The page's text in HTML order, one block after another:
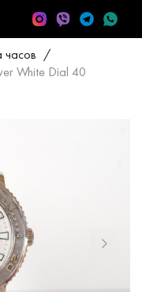
/
White Dial 40